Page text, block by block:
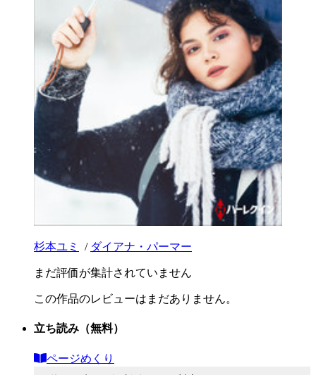
杉本ユミ / ダイアナ・パーマー
まだ評価が集計されていません
この作品のレビューはまだありません。
立ち読み （無料）
ページめくり